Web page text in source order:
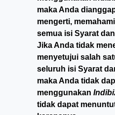
maka Anda
mengerti,
semua isi Syarat
Jika Anda tidak
menyetujui salah
seluruh isi Syarat
maka Anda tidak
menggunakan
tidak dapat